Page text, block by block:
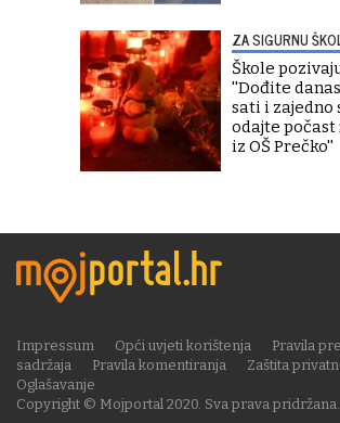
ZA SIGURNU
Škole
''Dođite
sati i zajedno
odajte
iz OŠ Prečko''
Copyright © Mojportal 2020. Sva prava pridržana.
Impressum Opći uvjeti korištenja
Pravila
sadržaja
Pravila komentiranja Zaštita
Oglašavanje